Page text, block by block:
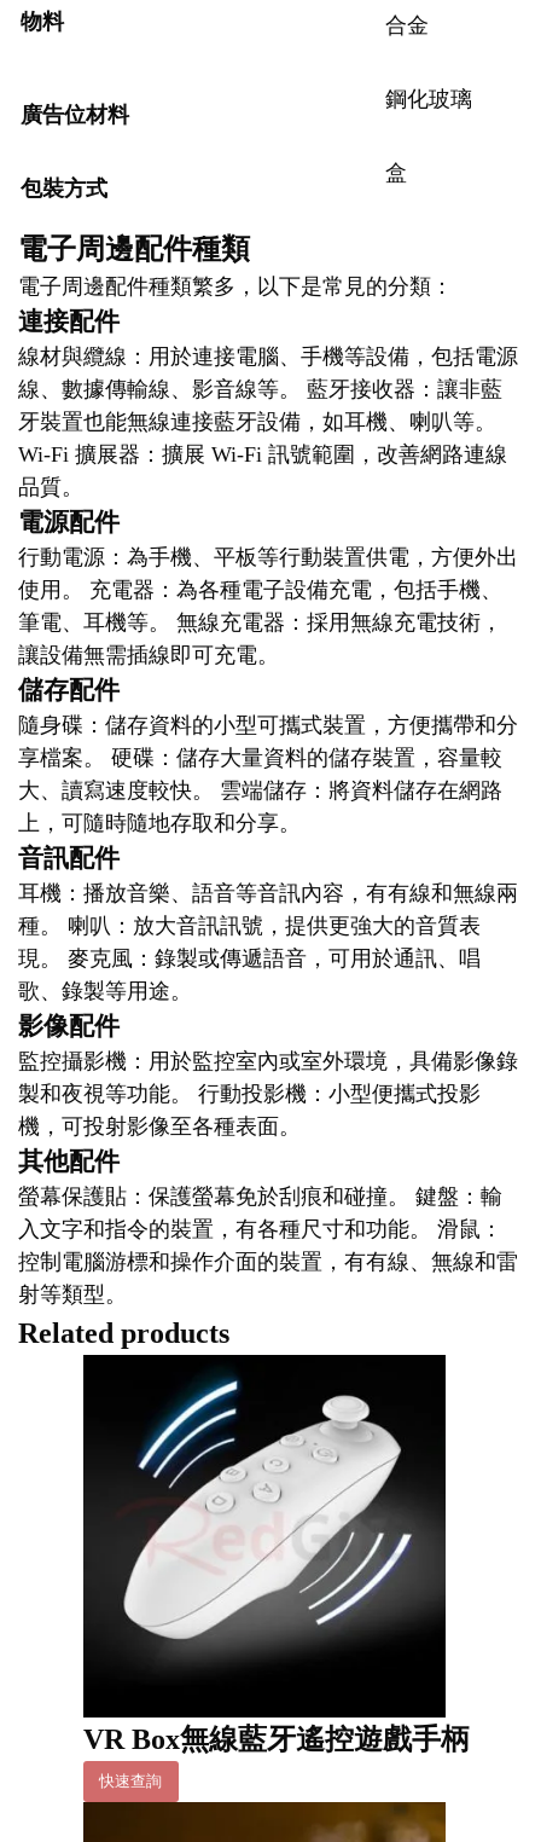
物料
合金
廣告位材料
鋼化玻璃
包裝方式
盒
電子周邊配件種類
電子周邊配件種類繁多，以下是常見的分類：
連接配件
線材與纜線：用於連接電腦、手機等設備，包括電源
線、數據傳輸線、影音線等。 藍牙接收器：讓非藍
牙裝置也能無線連接藍牙設備，如耳機、喇叭等。
Wi-Fi 擴展器：擴展 Wi-Fi 訊號範圍，改善網路連線
品質。
電源配件
行動電源：為手機、平板等行動裝置供電，方便外出
使用。 充電器：為各種電子設備充電，包括手機、
筆電、耳機等。 無線充電器：採用無線充電技術，
讓設備無需插線即可充電。
儲存配件
隨身碟：儲存資料的小型可攜式裝置，方便攜帶和分
享檔案。 硬碟：儲存大量資料的儲存裝置，容量較
大、讀寫速度較快。 雲端儲存：將資料儲存在網路
上，可隨時隨地存取和分享。
音訊配件
耳機：播放音樂、語音等音訊內容，有有線和無線兩
種。 喇叭：放大音訊訊號，提供更強大的音質表
現。 麥克風：錄製或傳遞語音，可用於通訊、唱
歌、錄製等用途。
影像配件
監控攝影機：用於監控室內或室外環境，具備影像錄
製和夜視等功能。 行動投影機：小型便攜式投影
機，可投射影像至各種表面。
其他配件
螢幕保護貼：保護螢幕免於刮痕和碰撞。 鍵盤：輸
入文字和指令的裝置，有各種尺寸和功能。 滑鼠：
控制電腦游標和操作介面的裝置，有有線、無線和雷
射等類型。
Related products
VR Box無線藍牙遙控遊戲手柄
快速查詢